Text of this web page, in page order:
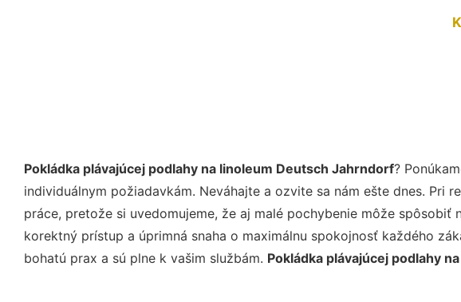
Pokládka plávajúcej podlahy na linoleum Deutsch Jahrndorf?
individuálnym požiadavkám. Neváhajte a ozvite sa nám ešte dnes. Pri
práce, pretože si uvedomujeme, že aj malé pochybenie môže
korektný prístup a úprimná snaha o maximálnu spokojnosť každého
bohatú prax a sú plne k vašim službám. Pokládka plávajúcej podlahy